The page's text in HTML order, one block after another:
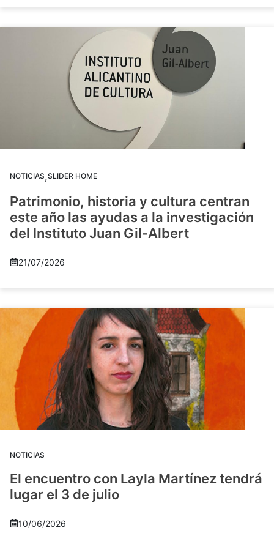
NOTICIAS,SLIDER HOME
Patrimonio, historia y cultura centran
este año las ayudas a la investigación
del Instituto Juan Gil-Albert
21/07/2026
NOTICIAS
El encuentro con Layla Martínez tendrá
lugar el 3 de julio
10/06/2026